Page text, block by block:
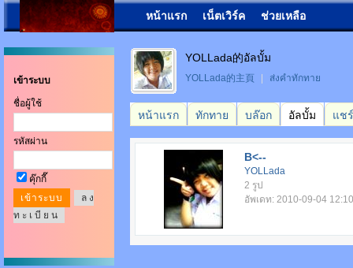
หน้าแรก เน็ตเวิร์ค ช่วยเหลือ
เข้าระบบ
ชื่อผู้ใช้
รหัสผ่าน
คุ๊กกี๊
ล ง
ท ะ เ บี ย น
YOLLada的อัลบั้ม
YOLLada的主頁 ส่งคำทักทาย
หน้าแรก ทักทาย บล๊อก อัลบั้ม แชร์
B<--
YOLLada
2 รูป
อัพเดท: 2010-09-04 12:10